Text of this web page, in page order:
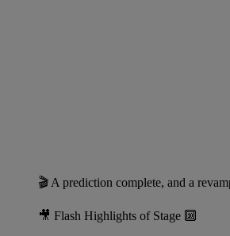
🎬 A prediction complete, and a
🎥 Flash Highlights of Stage 🔟